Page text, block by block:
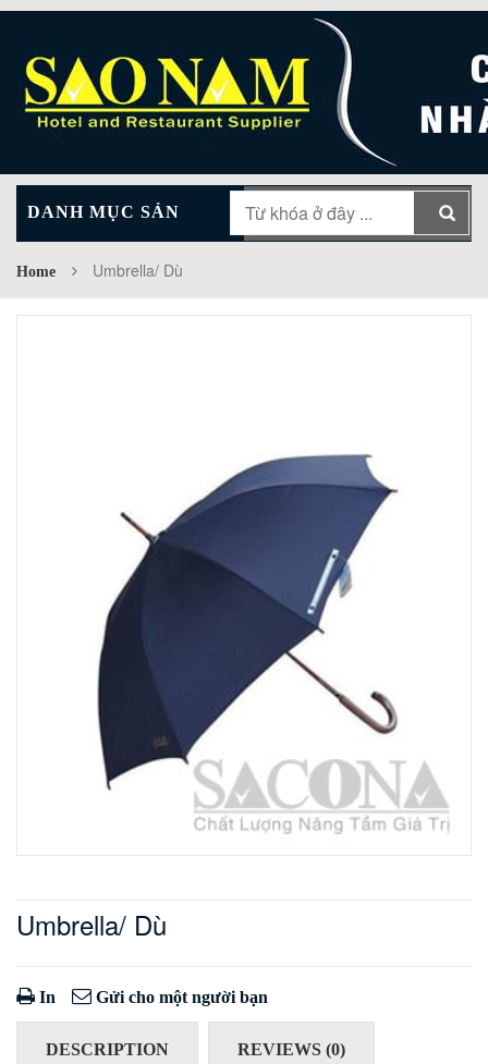
DANH MỤC SẢN
PHẨM
MAIN MENU
Home Umbrella/ Dù
Umbrella/ Dù
In Gửi cho một người bạn
DESCRIPTION REVIEWS (0)